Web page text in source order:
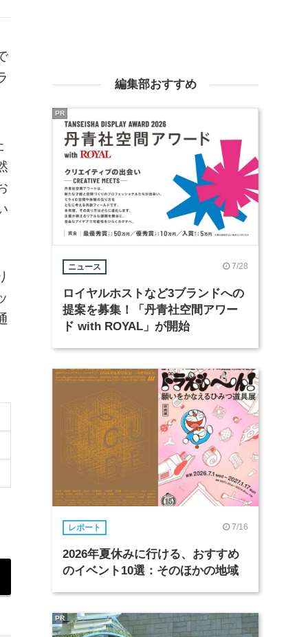
編集部おすすめ
ニュース 7/28
ロイヤルホストなど3ブランドへの
提案を募集！「丹青社空間アワー
ド with ROYAL」が開始
PR
レポート 7/16
2026年夏休みに行ける、おすすめ
のイベント10選：そのほかの地域
PR